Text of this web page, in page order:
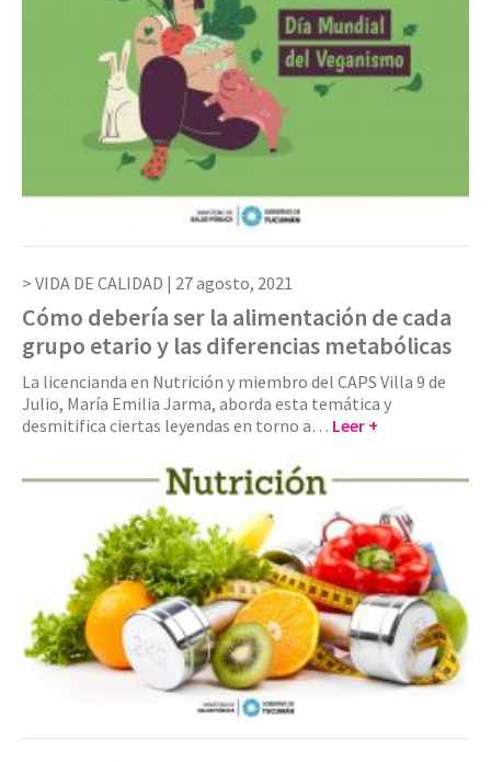
VIDA DE CALIDAD | 27 agosto, 2021
Cómo debería ser la alimentación de cada
grupo etario y las diferencias metabólicas
La licencianda en Nutrición y miembro del CAPS Villa 9 de
Julio, María Emilia Jarma, aborda esta temática y
desmitifica ciertas leyendas en torno a… Leer +